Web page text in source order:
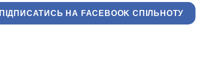
ПІДПИСАТИСЬ НА FACEBOOK СПІЛЬНОТУ